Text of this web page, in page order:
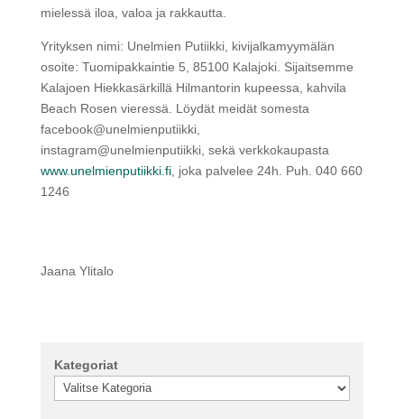
mielessä iloa, valoa ja rakkautta.
Yrityksen nimi: Unelmien Putiikki, kivijalkamyymälän
osoite: Tuomipakkaintie 5, 85100 Kalajoki. Sijaitsemme
Kalajoen Hiekkasärkillä Hilmantorin kupeessa, kahvila
Beach Rosen vieressä. Löydät meidät somesta
facebook@unelmienputiikki,
instagram@unelmienputiikki, sekä verkkokaupasta
www.unelmienputiikki.fi, joka palvelee 24h. Puh. 040 660
1246
Jaana Ylitalo
Kategoriat